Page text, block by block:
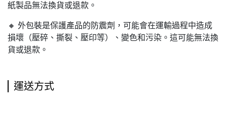
紙製品無法換貨或退款。
🔸 外包裝是保護產品的防震劑，可能會在運輸過程中造成
損壞（壓碎、撕裂、壓印等）、變色和污染。這可能無法換
貨或退款。
運送方式